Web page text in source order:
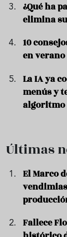
¿Qué ha
elimina
10
en verano
La IA ya
menús y
algoritmo
Últimas
El Marco
Fallece